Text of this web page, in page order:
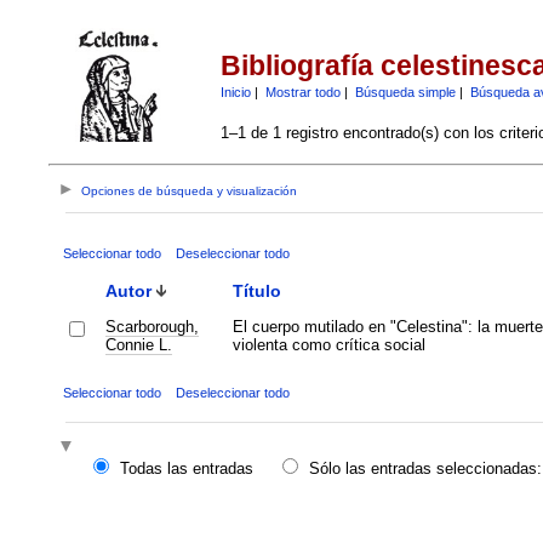
Bibliografía
Inicio| Mostrar todo| Búsqueda simple| Búsqueda
1–1 de 1 registro encontrado(s) con los
Opciones de búsqueda y visualización
Seleccionar todo Deseleccionar todo
Autor Título
Scarborough,
Connie L.
El cuerpo mutilado en "Celestina": la muerte
violenta como crítica social
Seleccionar todo Deseleccionar todo
Todas las entradas
Sólo las entradas seleccionadas: